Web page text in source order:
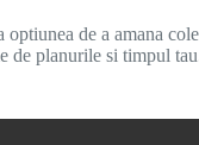
de a amana
de planurile si timpul